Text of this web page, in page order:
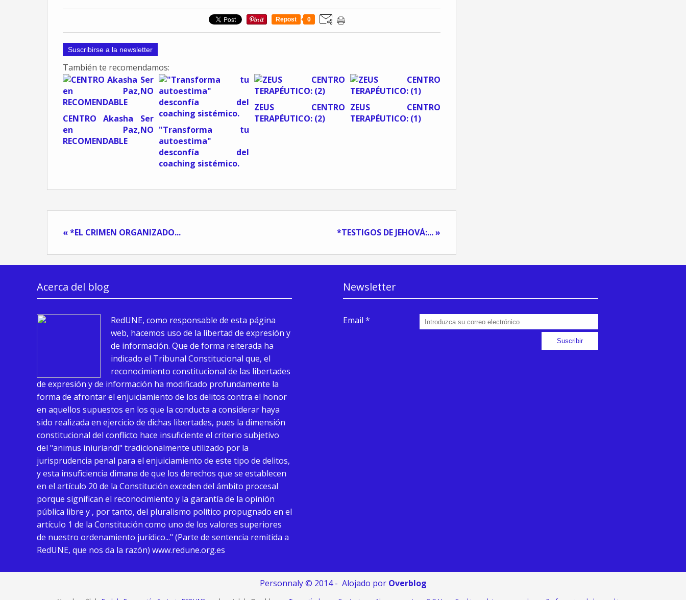
Repost 0
Suscribirse a la newsletter
También te recomendamos:
CENTRO Akasha Ser
en Paz,NO
RECOMENDABLE
"Transforma tu
autoestima"
desconfía del
coaching sistémico.
ZEUS CENTRO
TERAPÉUTICO: (2)
ZEUS CENTRO
TERAPÉUTICO: (1)
« *EL CRIMEN ORGANIZADO... *TESTIGOS DE JEHOVÁ:... »
Acerca del blog
RedUNE, como responsable de esta página
web, hacemos uso de la libertad de expresión y
de información. Que de forma reiterada ha
indicado el Tribunal Constitucional que, el
reconocimiento constitucional de las libertades
de expresión y de información ha modificado profundamente la
forma de afrontar el enjuiciamiento de los delitos contra el honor
en aquellos supuestos en los que la conducta a considerar haya
sido realizada en ejercicio de dichas libertades, pues la dimensión
constitucional del conflicto hace insuficiente el criterio subjetivo
del "animus iniuriandi" tradicionalmente utilizado por la
jurisprudencia penal para el enjuiciamiento de este tipo de delitos,
y esta insuficiencia dimana de que los derechos que se establecen
en el artículo 20 de la Constitución exceden del ámbito procesal
porque significan el reconocimiento y la garantía de la opinión
pública libre y , por tanto, del pluralismo político propugnado en el
artículo 1 de la Constitución como uno de los valores superiores
de nuestro ordenamiento jurídico..." (Parte de sentencia remitida a
RedUNE, que nos da la razón) www.redune.org.es
Newsletter
Email
Personnaly © 2014 - Alojado por Overblog